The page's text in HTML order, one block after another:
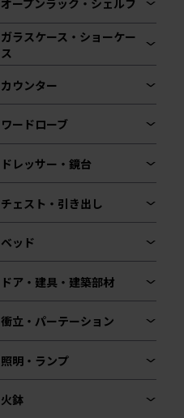
オープンラック・シェルフ
ガラスケース・ショーケー
ス
カウンター
ワードローブ
ドレッサー・鏡台
チェスト・引き出し
ベッド
ドア・建具・建築部材
衝立・パーテーション
照明・ランプ
火鉢